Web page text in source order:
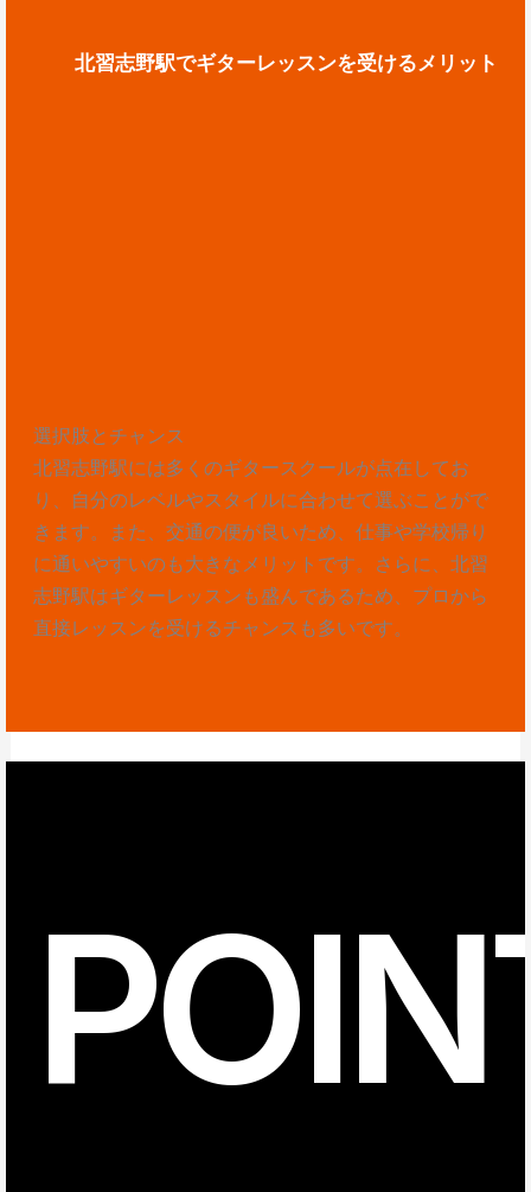
北習志野駅でギターレッスンを受けるメリット
選択肢とチャンス
北習志野駅には多くのギタースクールが点在してお
り、自分のレベルやスタイルに合わせて選ぶことがで
きます。また、交通の便が良いため、仕事や学校帰り
に通いやすいのも大きなメリットです。さらに、北習
志野駅はギターレッスンも盛んであるため、プロから
直接レッスンを受けるチャンスも多いです。